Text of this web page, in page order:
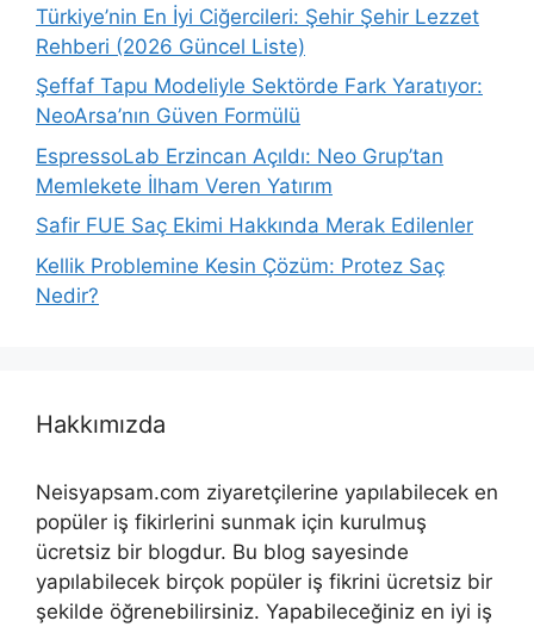
Türkiye’nin En İyi Ciğercileri: Şehir Şehir Lezzet
Rehberi (2026 Güncel Liste)
Şeffaf Tapu Modeliyle Sektörde Fark Yaratıyor:
NeoArsa’nın Güven Formülü
EspressoLab Erzincan Açıldı: Neo Grup’tan
Memlekete İlham Veren Yatırım
Safir FUE Saç Ekimi Hakkında Merak Edilenler
Kellik Problemine Kesin Çözüm: Protez Saç
Nedir?
Hakkımızda
Neisyapsam.com ziyaretçilerine yapılabilecek en
popüler iş fikirlerini sunmak için kurulmuş
ücretsiz bir blogdur. Bu blog sayesinde
yapılabilecek birçok popüler iş fikrini ücretsiz bir
şekilde öğrenebilirsiniz. Yapabileceğiniz en iyi iş